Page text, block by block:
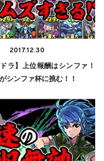
2017.12.30
ドラ】上位報酬はシンファ！
シンファ杯に挑む！！